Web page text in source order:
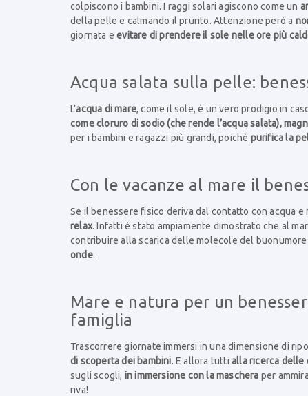
colpiscono i bambini. I raggi solari agiscono come un
della pelle e calmando il prurito. Attenzione però a
giornata eevitare di prendere il sole nelle ore più
Acqua salata sulla pelle:
L’acqua di mare, come il sole, è un vero prodigio in
come cloruro di sodio (che rende l’acqua salata),
per i bambini e ragazzi più grandi, poiché purifica la
Con le vacanze al mare il
Se il benessere fisico deriva dal contatto con acqua e
relax. Infatti è stato ampiamente dimostrato che al
contribuire alla scarica delle molecole del
onde.
Mare e natura per un
famiglia
Trascorrere giornate immersi in una dimensione di
di scoperta dei bambini. E allora tuttialla ricerca delle
sugli scogli, in immersione con la maschera per
riva!